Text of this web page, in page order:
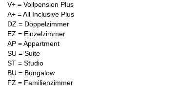
V+ = Vollpension Plus
A+ = All Inclusive Plus
DZ = Doppelzimmer
EZ = Einzelzimmer
AP = Appartment
SU = Suite
ST = Studio
BU = Bungalow
FZ = Familienzimmer